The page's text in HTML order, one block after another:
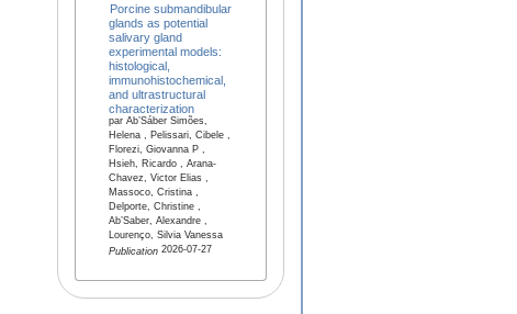
Porcine submandibular
glands as potential
salivary gland
experimental models:
histological,
immunohistochemical,
and ultrastructural
characterization
par Ab’Sáber Simões,
Helena , Pelissari, Cibele ,
Florezi, Giovanna P ,
Hsieh, Ricardo , Arana-
Chavez, Victor Elias ,
Massoco, Cristina ,
Delporte, Christine ,
Ab’Saber, Alexandre ,
Lourenço, Silvia Vanessa
Publication2026-07-27